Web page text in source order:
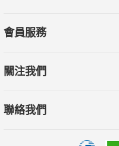
會員服務
關注我們
聯絡我們